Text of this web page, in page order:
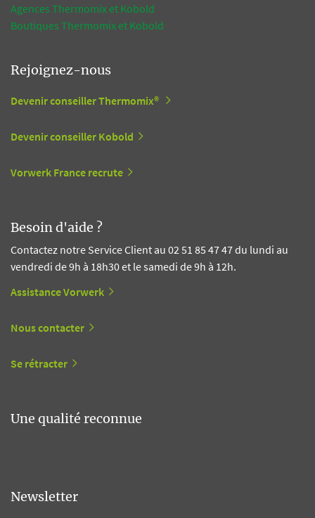
Agences Thermomix et Kobold
Boutiques Thermomix et Kobold
Rejoignez-nous
Devenir conseiller Thermomix®
Devenir conseiller Kobold
Vorwerk France recrute
Besoin d'aide ?
Contactez notre Service Client au 02 51 85 47 47 du lundi au
vendredi de 9h à 18h30 et le samedi de 9h à 12h.
Assistance Vorwerk
Nous contacter
Se rétracter
Une qualité reconnue
Newsletter